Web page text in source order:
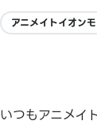
アニメイトイオン
いつもアニメイ